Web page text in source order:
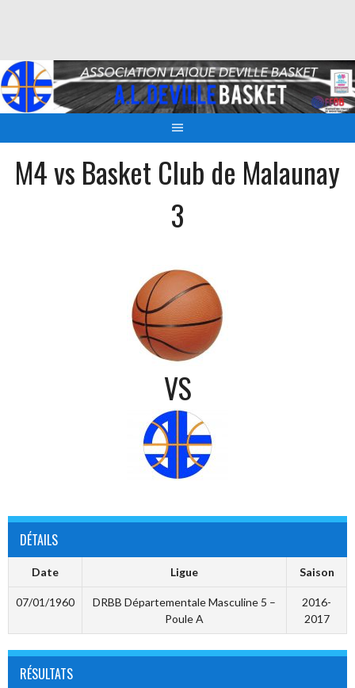
M4 vs Basket Club de Malaunay
3
VS
DÉTAILS
Date Ligue Saison
07/01/1960
DRBB Départementale Masculine 5 –
Poule A
2016-
2017
RÉSULTATS